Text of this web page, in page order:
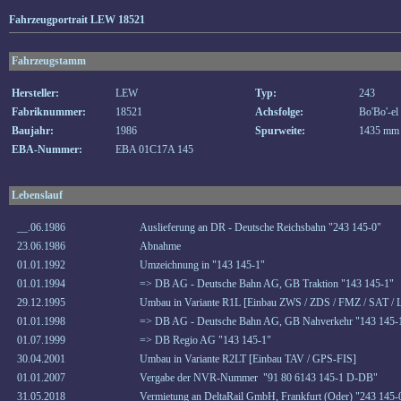
Fahrzeugportrait LEW 18521
Fahrzeugstamm
Hersteller: LEW Typ:
243
Fabriknummer:
18521 Achsfolge:
Bo'Bo'-el
Baujahr:
1986 Spurweite:
1435 mm
EBA-Nummer:
EBA 01C17A 145
Lebenslauf
__.06.1986
Auslieferung an DR - Deutsche Reichsbahn "243 145-0"
23.06.1986
Abnahme
01.01.1992
Umzeichnung in "143 145-1"
01.01.1994
=> DB AG - Deutsche Bahn AG, GB Traktion "143 145-1"
29.12.1995
Umbau in Variante R1L [Einbau ZWS / ZDS / FMZ / SAT /
01.01.1998
=> DB AG - Deutsche Bahn AG, GB Nahverkehr "143 145-
01.07.1999
=> DB Regio AG "143 145-1"
30.04.2001
Umbau in Variante R2LT [Einbau TAV / GPS-FIS]
01.01.2007
Vergabe der NVR-Nummer "91 80 6143 145-1 D-DB"
31.05.2018
Vermietung an DeltaRail GmbH, Frankfurt (Oder) "243